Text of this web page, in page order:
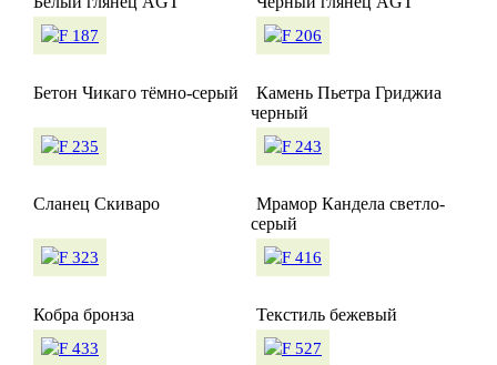
Бетон Чикаго тёмно-серый
Камень Пьетра Гриджиа
черный
Сланец Скиваро
Мрамор Кандела светло-
серый
Кобра бронза Текстиль бежевый